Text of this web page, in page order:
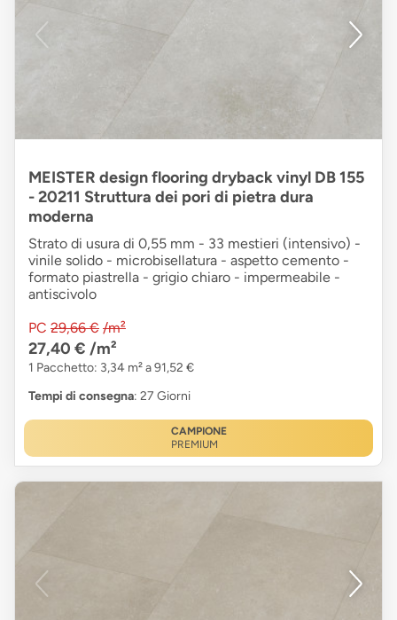
MEISTER design flooring dryback vinyl DB 155
- 20211 Struttura dei pori di pietra dura
moderna
Strato di usura di 0,55 mm - 33 mestieri (intensivo) -
vinile solido - microbisellatura - aspetto cemento -
formato piastrella - grigio chiaro - impermeabile -
antiscivolo
PC 29,66 € /m²
27,40 € /m²
1 Pacchetto: 3,34 m² a 91,52 €
Tempi di consegna: 27 Giorni
CAMPIONE
PREMIUM